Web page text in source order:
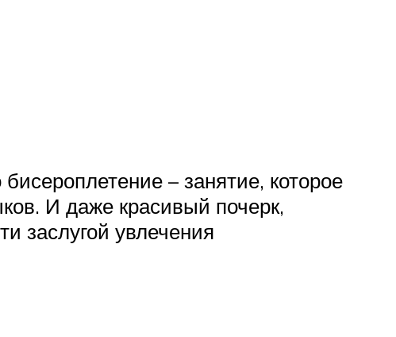
– занятие, которое
И даже красивый почерк,
заслугой увлечения